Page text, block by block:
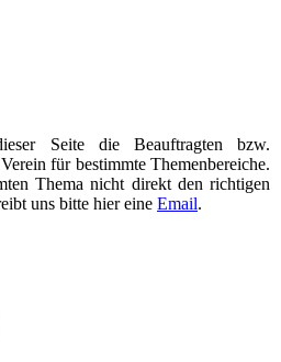
Seite die Beauftragten bzw.
für bestimmte Themenbereiche.
Thema nicht direkt den richtigen
uns bitte hier eine Email.